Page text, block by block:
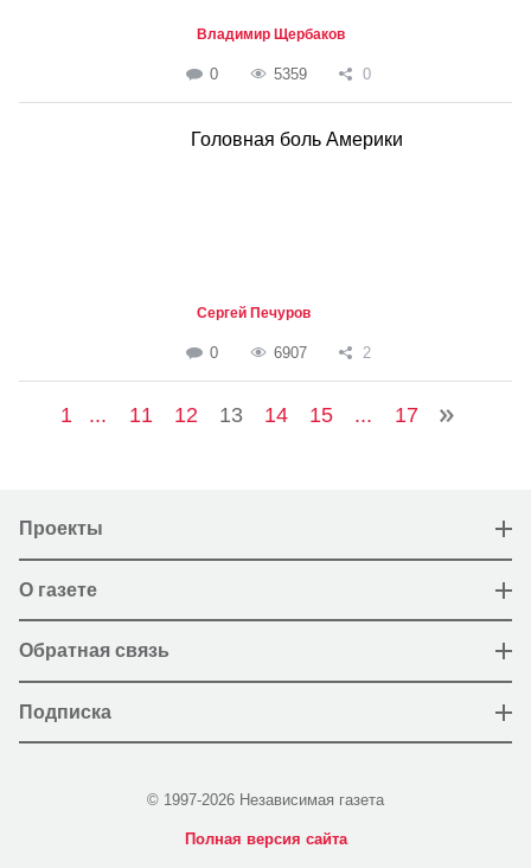
Владимир Щербаков
0 5359 0
Головная боль Америки
Сергей Печуров
0 6907 2
1 ... 11 12 13 14 15 ... 17
Проекты
О газете
Обратная связь
Подписка
© 1997-2026 Независимая газета
Полная версия сайта